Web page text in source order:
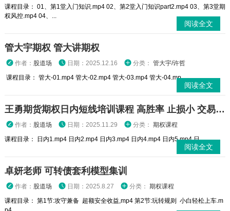
课程目录： 01、第1堂入门知识.mp4 02、第2堂入门知识part2.mp4 03、第3堂期
权风控.mp4 04、...
阅读全文
管大宇期权 管大讲期权
作者： 股道场 日期：2025.12.16 分类： 管大宇/许哲
课程目录： 管大-01.mp4 管大-02.mp4 管大-03.mp4 管大-04.mp...
阅读全文
王勇期货期权日内短线培训课程 高胜率 止损小 交易高手
作者： 股道场 日期：2025.11.29 分类： 期权课程
课程目录： 日内1.mp4 日内2.mp4 日内3.mp4 日内4.mp4 日内5.mp4 日...
阅读全文
卓妍老师 可转债套利模型集训
作者： 股道场 日期：2025.8.27 分类： 期权课程
课程目录： 第1节:攻守兼备 超额安全收益,mp4 第2节:玩转规则 小白轻松上车.m